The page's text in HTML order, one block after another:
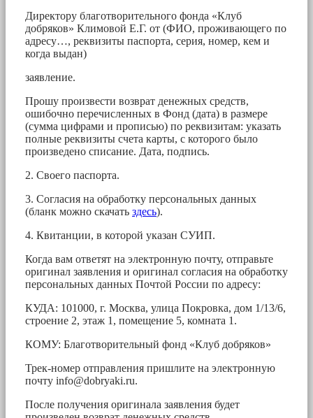
Директору благотворительного фонда «Клуб
добряков» Климовой Е.Г. от (ФИО, проживающего по
адресу…, реквизиты паспорта, серия, номер, кем и
когда выдан)
заявление.
Прошу произвести возврат денежных средств,
ошибочно перечисленных в Фонд (дата) в размере
(сумма цифрами и прописью) по реквизитам: указать
полные реквизиты счета карты, с которого было
произведено списание. Дата, подпись.
2. Своего паспорта.
3. Согласия на обработку персональных данных
(бланк можно скачать здесь).
4. Квитанции, в которой указан СУИП.
Когда вам ответят на электронную почту, отправьте
оригинал заявления и оригинал согласия на обработку
персональных данных Почтой России по адресу:
КУДА: 101000, г. Москва, улица Покровка, дом 1/13/6,
строение 2, этаж 1, помещение 5, комната 1.
КОМУ: Благотворительный фонд «Клуб добряков»
Трек-номер отправления пришлите на электронную
почту info@dobryaki.ru.
После получения оригинала заявления будет